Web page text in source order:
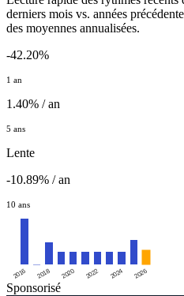
derniers mois vs. années
des moyennes annualisées.
-42.20%
1 an
1.40% / an
5 ans
Lente
-10.89% / an
10 ans
2016 2018 2020 2022 2024 2026
Sponsorisé